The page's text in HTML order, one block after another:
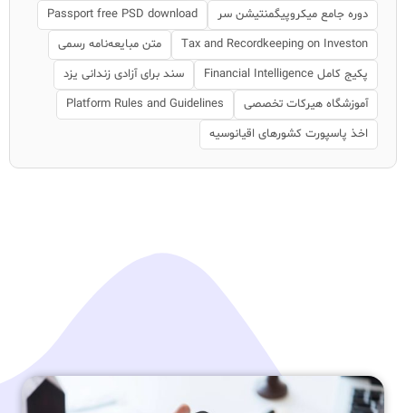
دوره جامع میکروپیگمنتیشن سر
Passport free PSD download
Tax and Recordkeeping on Investon
متن مبایعه‌نامه رسمی
پکیج کامل Financial Intelligence
سند برای آزادی زندانی یزد
آموزشگاه هیرکات تخصصی
Platform Rules and Guidelines
اخذ پاسپورت کشورهای اقیانوسیه